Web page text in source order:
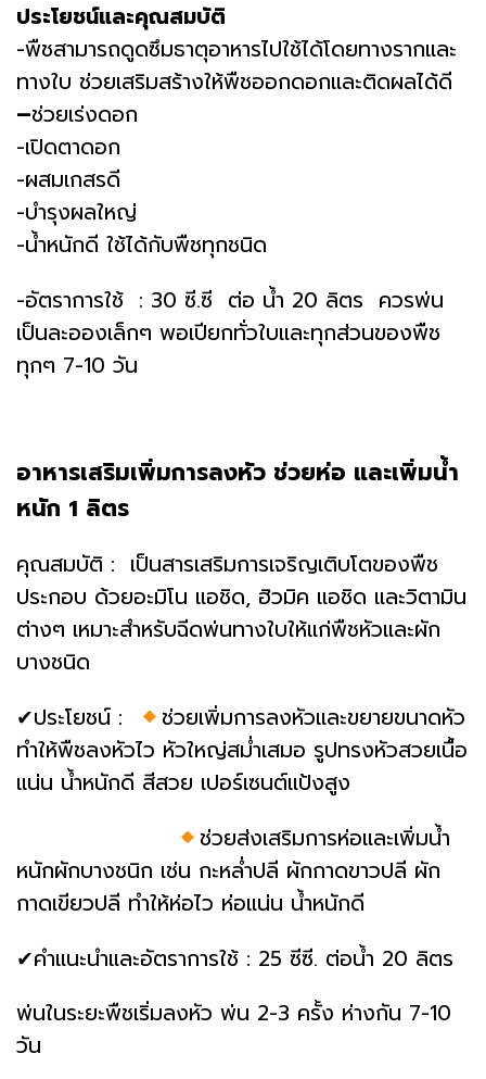
ประโยชน์และคุณสมบัติ
-พืชสามารถดูดซึมธาตุอาหารไปใช้ได้โดยทางรากและ
ทางใบ ช่วยเสริมสร้างให้พืชออกดอกและติดผลได้ดี
–ช่วยเร่งดอก
-เปิดตาดอก
-ผสมเกสรดี
-บำรุงผลใหญ่
-น้ำหนักดี ใช้ได้กับพืชทุกชนิด
-อัตราการใช้ : 30 ซี.ซี ต่อ น้ำ 20 ลิตร ควรพ่น
เป็นละอองเล็กๆ พอเปียกทั่วใบและทุกส่วนของพืช
ทุกๆ 7-10 วัน
อาหารเสริมเพิ่มการลงหัว ช่วยห่อ และเพิ่มน้ำ
หนัก 1 ลิตร
คุณสมบัติ : เป็นสารเสริมการเจริญเติบโตของพืช
ประกอบ ด้วยอะมิโน แอชิด, ฮิวมิค แอชิด และวิตามิน
ต่างๆ เหมาะสำหรับฉีดพ่นทางใบให้แก่พืชหัวและผัก
บางชนิด
✔ประโยชน์ :
ช่วยเพิ่มการลงหัวและขยายขนาดหัว
ทำให้พืชลงหัวไว หัวใหญ่สม่ำเสมอ รูปทรงหัวสวยเนื้อ
แน่น น้ำหนักดี สีสวย เปอร์เซนต์แป้งสูง
ช่วยส่งเสริมการห่อและเพิ่มน้ำ
หนักผักบางชนิก เช่น กะหล่ำปลี ผักกาดขาวปลี ผัก
กาดเขียวปลี ทำให้ห่อไว ห่อแน่น น้ำหนักดี
✔คำแนะนำและอัตราการใช้ : 25 ซีซี. ต่อน้ำ 20 ลิตร
พ่นในระยะพืชเริ่มลงหัว พ่น 2-3 ครั้ง ห่างกัน 7-10
วัน